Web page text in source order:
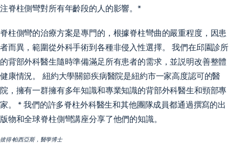
注脊柱側彎對所有年齡段的人的影響。*
脊柱側彎的治療方案是專門的，根據脊柱彎曲的嚴重程度，因患
者而異，範圍從外科手術到各種非侵入性選擇。 我們在邱園診所
的背部外科醫生隨時準備滿足所有患者的需求，並説明改善整體
健康情況。 紐約大學關節疾病醫院是紐約市一家高度認可的醫
院，擁有一群擁有多年知識和專業知識的背部外科醫生和頸部專
家。 * 我們的許多脊柱外科醫生和其他團隊成員都通過撰寫的出
版物和全球脊柱側彎講座分享了他們的知識。
彼得·帕西亞斯，醫學博士